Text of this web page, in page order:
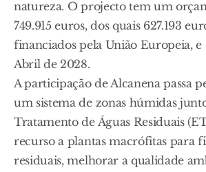
natureza. O projecto tem um
749.915 euros, dos quais 627.193
financiados pela União Europeia, e
Abril de 2028.
A participação de Alcanena passa
um sistema de zonas húmidas
Tratamento de Águas Residuais
recurso a plantas macrófitas para
residuais, melhorar a qualidade